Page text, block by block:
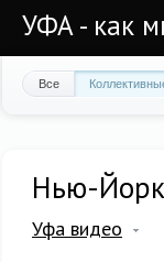
УФА - как
Все
Нью-
Уфа видео